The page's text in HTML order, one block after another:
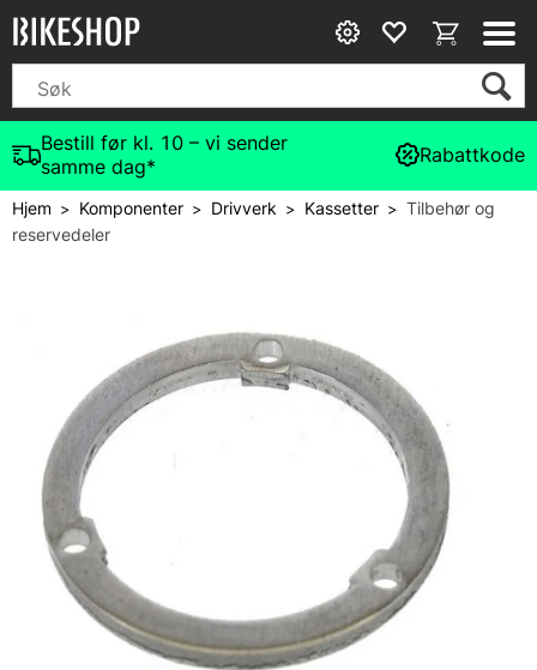
Bestill før kl. 10 – vi sender
samme dag*
Rabattkode
Hjem> Komponenter> Drivverk> Kassetter>Tilbehør og
reservedeler